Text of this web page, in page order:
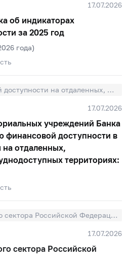
17.07.2026
об индикаторах
за 2025 год
года)
Повышение финансовой доступности на отдаленных, малонаселенных и труднодоступных территориях
17.07.2026
учреждений Банка
доступности в
на отдаленных,
территориях:
О развитии банковского сектора Российской Федерации
17.07.2026
сектора Российской